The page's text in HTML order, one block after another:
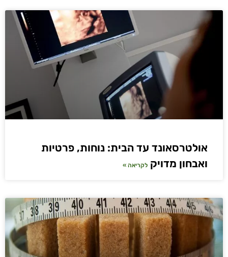
אולטרסאונד עד הבית: נוחות, פרטיות
ואבחון מדויק לקריאה »